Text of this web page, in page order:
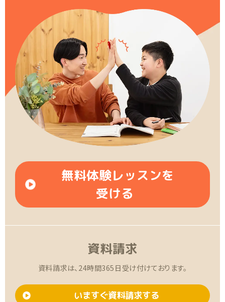
無料体験レッスンを
受ける
資料請求
資料請求は、24時間365日受け付けております。
いますぐ資料請求する